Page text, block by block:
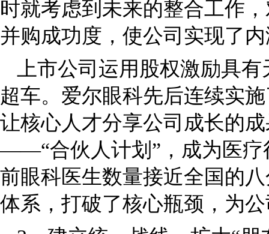
时就考虑到未来的整合工作
并购成功度，使公司实现了
上市公司运用股权激励具
超车。爱尔眼科先后连续实
让核心人才分享公司成长的
——“合伙人计划”，成为医疗
前眼科医生数量接近全国的
体系，打破了核心瓶颈，为